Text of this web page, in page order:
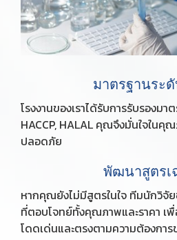
มาตรฐานระ
โรงงานของเราได้รับการรับรองมา
HACCP, HALAL คุณจึงมั่นใจในคุ
ปลอดภัย
พัฒนาสูตรเ
หากคุณยังไม่มีสูตรในใจ ทีมนักวิจั
ที่ตอบโจทย์ทั้งคุณภาพและราคา
โดดเด่นและตรงตามความต้องกา